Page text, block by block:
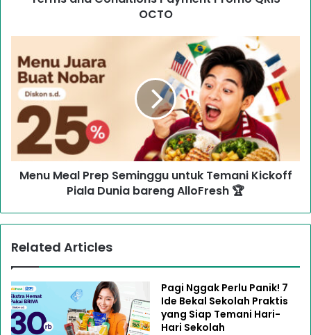
OCTO
Menu Meal Prep Seminggu untuk Temani Kickoff
Piala Dunia bareng AlloFresh 🏆
Related Articles
Pagi Nggak Perlu Panik! 7
Ide Bekal Sekolah Praktis
yang Siap Temani Hari-
Hari Sekolah